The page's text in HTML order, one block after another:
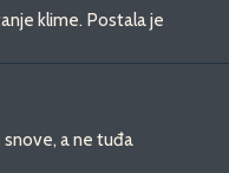
klime. Postala je
a ne tuđa